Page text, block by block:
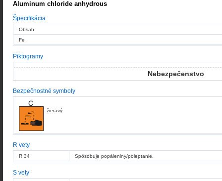
Aluminum chloride anhydrous
Špecifikácia
Obsah
Fe
Piktogramy
Nebezpečenstvo
Bezpečnostné symboly
žieravý
R vety
R 34 Spôsobuje popáleniny/poleptanie.
S vety